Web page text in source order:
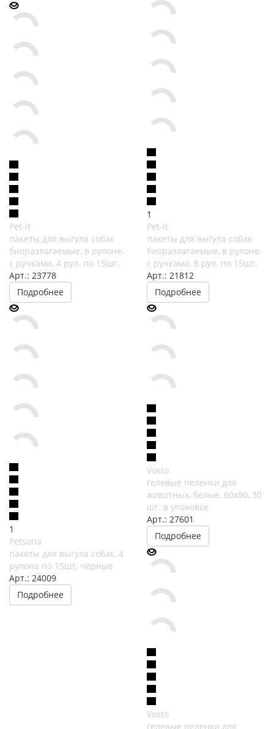
Pet-it
пакеты для выгула собак
биоразлагаемые, в рулоне,
с ручками, 4 рул. по 15шт.
Арт.: 23778
Подробнее
1
Pet-it
пакеты для выгула собак
биоразлагаемые, в рулоне,
с ручками, 8 рул. по 15шт.
Арт.: 21812
Подробнее
1
Petsona
пакеты для выгула собак, 4
рулона по 15шт, черные
Арт.: 24009
Подробнее
Vosto
гелевые пеленки для
животных, белые, 60х90, 30
шт. в упаковке
Арт.: 27601
Подробнее
Vosto
гелевые пеленки для